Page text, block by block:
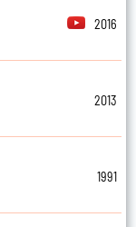
2016
2013
1991